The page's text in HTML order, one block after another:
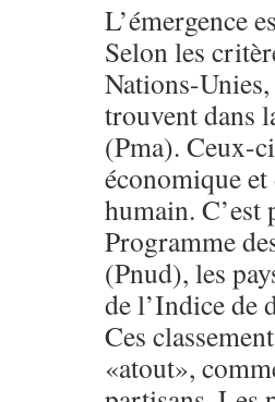
L’émergence
Selon les
Nations-
trouvent dans
(Pma). Ceux-
économique
humain. C’est
Programme
(Pnud), les
de l’Indice de
Ces
«atout»,